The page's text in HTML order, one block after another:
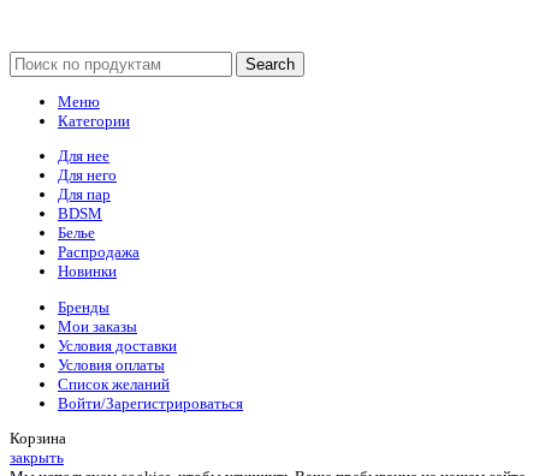
Search
Меню
Категории
Для нее
Для него
Для пар
BDSM
Белье
Распродажа
Новинки
Бренды
Мои заказы
Условия доставки
Условия оплаты
Список желаний
Войти/Зарегистрироваться
Корзина
закрыть